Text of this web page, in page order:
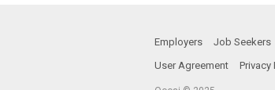
Employers Job Seekers
User Agreement
Privacy